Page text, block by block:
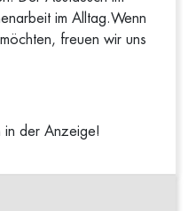
im Alltag.Wenn
freuen wir uns
in der Anzeige!